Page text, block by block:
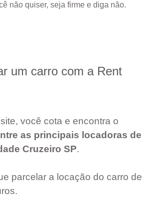
não quiser, seja firme e diga não.
um carro com a Rent
você cota e encontra o
as principais locadoras de
Cruzeiro SP.
parcelar a locação do carro de